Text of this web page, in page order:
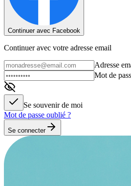
Continuer avec Facebook
Continuer avec votre adresse email
Adresse
Mot de
Se souvenir de moi
Mot de passe oublié ?
Se connecter